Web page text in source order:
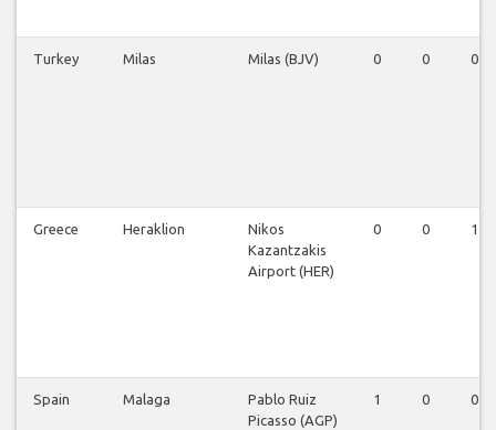
Turkey Milas Milas (BJV) 0 0 0
Greece Heraklion
Nikos
Kazantzakis
Airport (HER)
0 0 1
Spain Malaga
Pablo Ruiz
Picasso (AGP)
1 0 0